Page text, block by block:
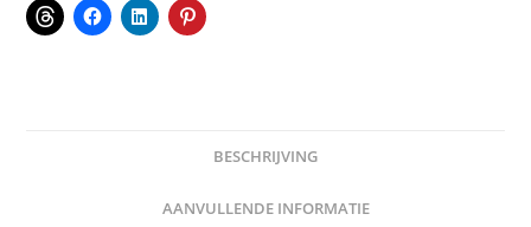
BESCHRIJVING
AANVULLENDE INFORMATIE